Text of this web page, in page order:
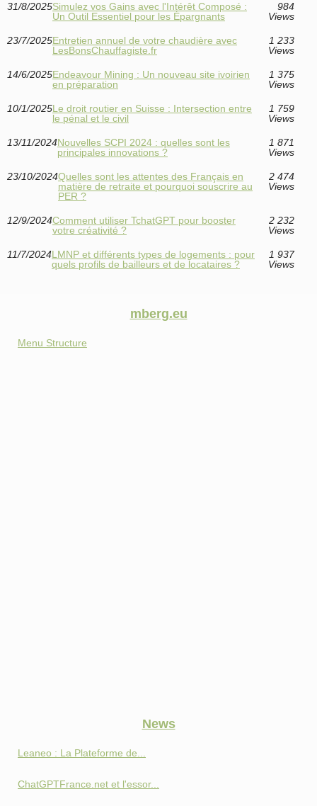
31/8/2025Simulez vos Gains avec l'Intérêt Composé :
Un Outil Essentiel pour les Épargnants
984
Views
23/7/2025Entretien annuel de votre chaudière avec
LesBonsChauffagiste.fr
1 233
Views
14/6/2025Endeavour Mining : Un nouveau site ivoirien
en préparation
1 375
Views
10/1/2025Le droit routier en Suisse : Intersection entre
le pénal et le civil
1 759
Views
13/11/2024Nouvelles SCPI 2024 : quelles sont les
principales innovations ?
1 871
Views
23/10/2024Quelles sont les attentes des Français en
matière de retraite et pourquoi souscrire au
PER ?
2 474
Views
12/9/2024Comment utiliser TchatGPT pour booster
votre créativité ?
2 232
Views
11/7/2024LMNP et différents types de logements : pour
quels profils de bailleurs et de locataires ?
1 937
Views
mberg.eu
Menu Structure
News
Leaneo : La Plateforme de...
ChatGPTFrance.net et l'essor...